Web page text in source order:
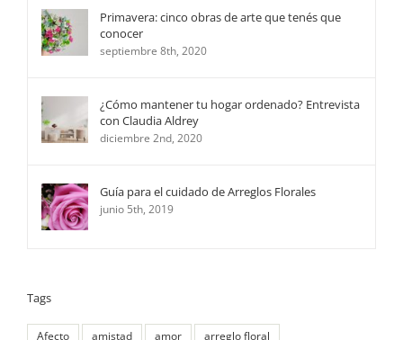
Primavera: cinco obras de arte que tenés que
conocer
septiembre 8th, 2020
¿Cómo mantener tu hogar ordenado? Entrevista
con Claudia Aldrey
diciembre 2nd, 2020
Guía para el cuidado de Arreglos Florales
junio 5th, 2019
Tags
Afecto amistad amor
arreglo floral